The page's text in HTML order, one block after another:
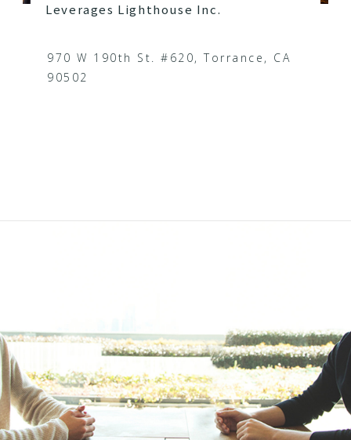
Leverages Lighthouse Inc.
970 W 190th St. #620, Torrance, CA
90502